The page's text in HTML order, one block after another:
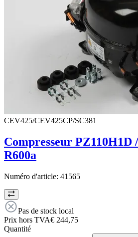
CEV425/CEV425CP/SC381
Compresseur PZ110H1D
R600a
Numéro d'article: 41565
Pas de stock local
Prix hors TVA€ 244,75
Quantité